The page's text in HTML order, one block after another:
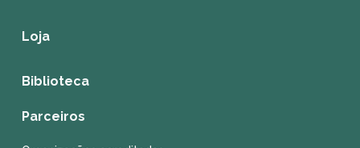
Loja
Biblioteca
Parceiros